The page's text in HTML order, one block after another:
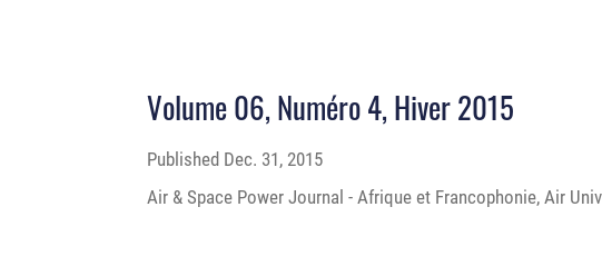
Volume 06, Numéro 4, Hiver 2015
Published Dec. 31, 2015
Air & Space Power Journal - Afrique et Francophonie, Air